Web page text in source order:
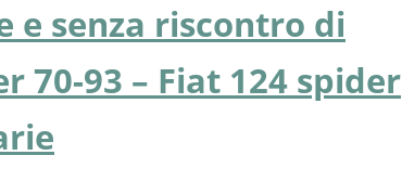
e senza riscontro di
70-93 – Fiat 124 spider